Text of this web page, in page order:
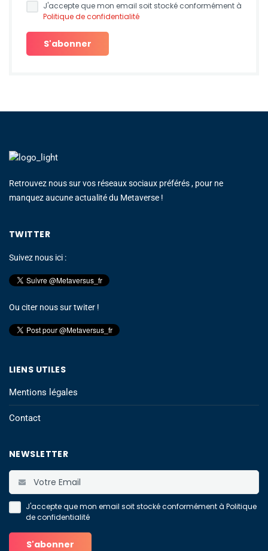
J'accepte que mon email soit stocké conformément à
Politique de confidentialité
Retrouvez nous sur vos réseaux sociaux préférés , pour ne
manquez aucune actualité du Metaverse !
TWITTER
Suivez nous ici :
Ou citer nous sur twiter !
LIENS UTILES
Mentions légales
Contact
NEWSLETTER
J'accepte que mon email soit stocké conformément à Politique
de confidentialité